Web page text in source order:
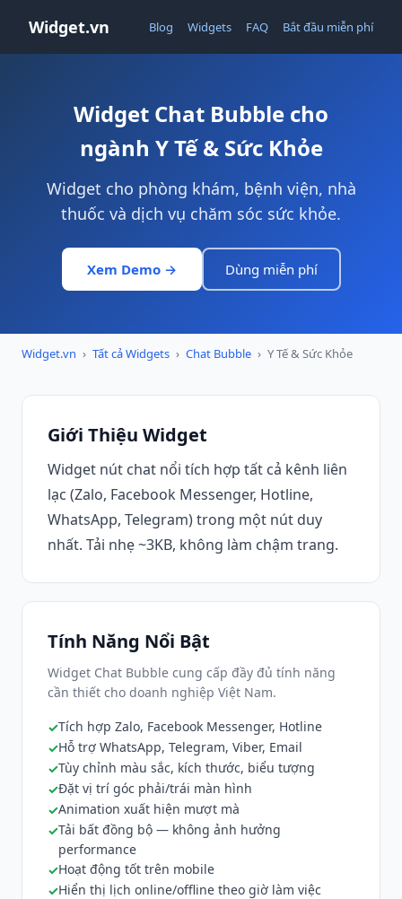
Widget.vn Blog Widgets FAQ Bắt đầu miễn phí
Widget Chat Bubble cho
ngành Y Tế & Sức Khỏe
Widget cho phòng khám, bệnh viện, nhà
thuốc và dịch vụ chăm sóc sức khỏe.
Xem Demo → Dùng miễn phí
Widget.vn › Tất cả Widgets › Chat Bubble › Y Tế & Sức Khỏe
Giới Thiệu Widget
Widget nút chat nổi tích hợp tất cả kênh liên
lạc (Zalo, Facebook Messenger, Hotline,
WhatsApp, Telegram) trong một nút duy
nhất. Tải nhẹ ~3KB, không làm chậm trang.
Tính Năng Nổi Bật
Widget Chat Bubble cung cấp đầy đủ tính năng
cần thiết cho doanh nghiệp Việt Nam.
Tích hợp Zalo, Facebook Messenger, Hotline
Hỗ trợ WhatsApp, Telegram, Viber, Email
Tùy chỉnh màu sắc, kích thước, biểu tượng
Đặt vị trí góc phải/trái màn hình
Animation xuất hiện mượt mà
Tải bất đồng bộ — không ảnh hưởng
performance
Hoạt động tốt trên mobile
Hiển thị lịch online/offline theo giờ làm việc